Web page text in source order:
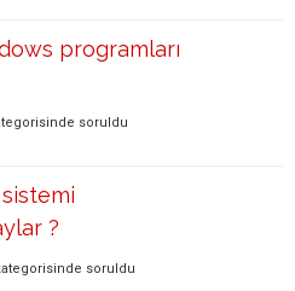
programları
soruldu
?
soruldu